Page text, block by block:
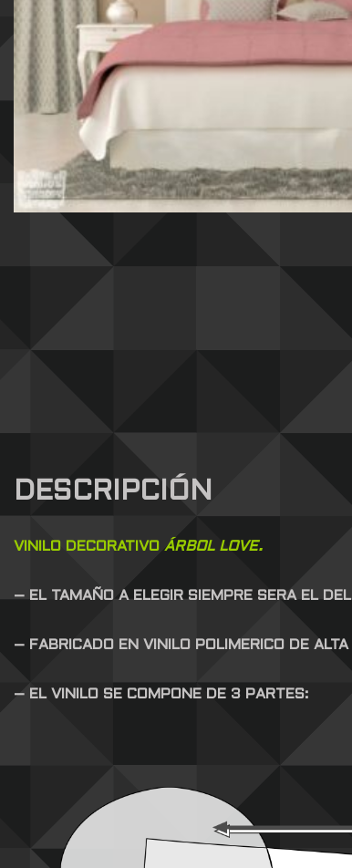
DESCRIPCIÓN
VINILO DECORATIVO ÁRBOL LOVE.
– EL TAMAÑO A ELEGIR SIEMPRE SERA EL
– FABRICADO EN VINILO POLIMERICO DE
– EL VINILO SE COMPONE DE 3 PARTES: